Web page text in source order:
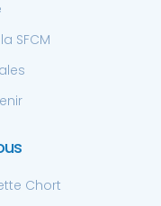
SFCM
Chort